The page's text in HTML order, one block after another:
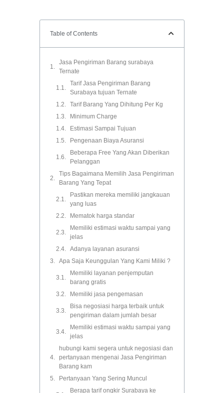
Table of Contents
Jasa Pengiriman Barang surabaya
Ternate
Tarif Jasa Pengiriman Barang
Surabaya tujuan Ternate
Tarif Barang Yang Dihitung Per Kg
Minimum Charge
Estimasi Sampai Tujuan
Pengenaan Biaya Asuransi
Beberapa Free Yang Akan Diberikan
Pelanggan
Tips Bagaimana Memilih Jasa Pengiriman
Barang Yang Tepat
Pastikan mereka memiliki jangkauan
yang luas
Mematok harga standar
Memiliki estimasi waktu sampai yang
jelas
Adanya layanan asuransi
Apa Saja Keunggulan Yang Kami Miliki ?
Memiliki layanan penjemputan
barang gratis
Memiliki jasa pengemasan
Bisa negosiasi harga terbaik untuk
pengiriman dalam jumlah besar
Memiliki estimasi waktu sampai yang
jelas
hubungi kami segera untuk negosiasi dan
pertanyaan mengenai Jasa Pengiriman
Barang kam
Pertanyaan Yang Sering Muncul
Berapa tarif ongkir Surabaya ke